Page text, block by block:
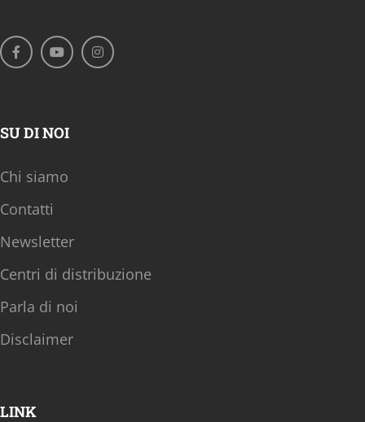
SU DI NOI
Chi siamo
Contatti
Newsletter
Centri di distribuzione
Parla di noi
Disclaimer
LINK